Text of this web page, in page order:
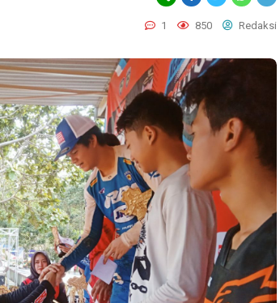
1 850 Redaksi